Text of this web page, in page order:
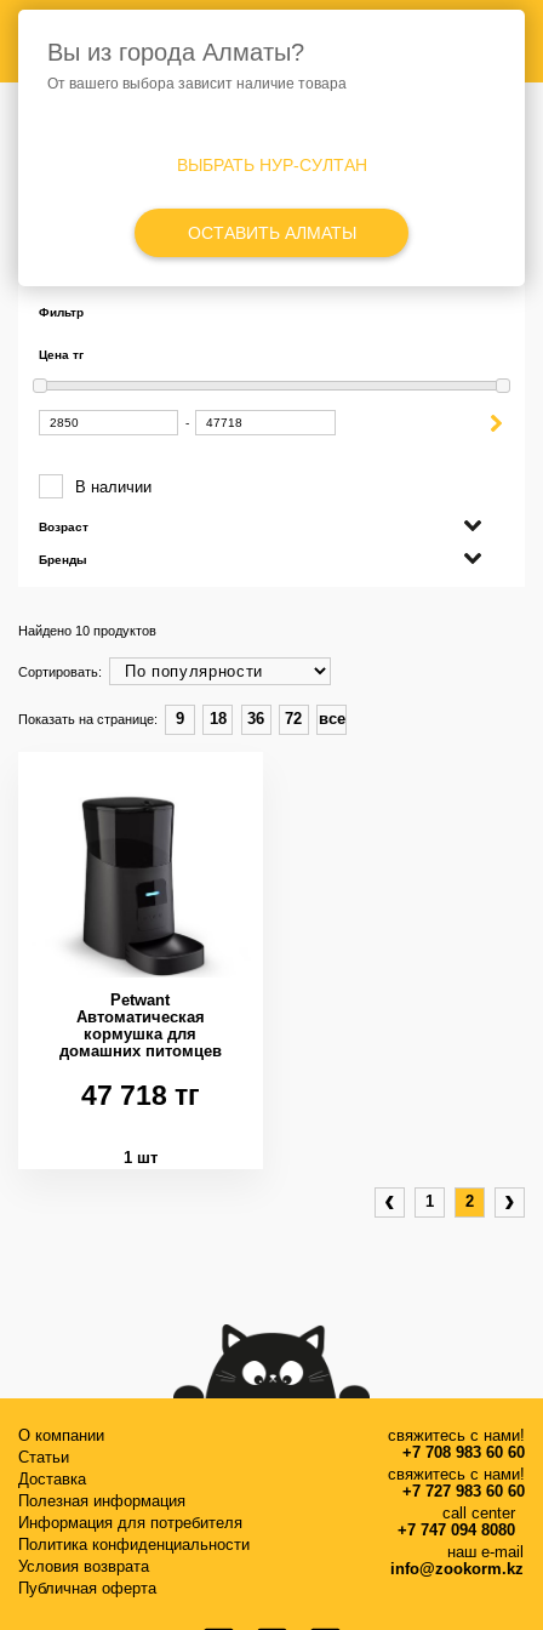
СОБАКИ
Фильтр
Цена тг
-
В наличии
Возраст
Бренды
Найдено 10 продуктов
Сортировать:
Показать на странице: 9 18 36 72 все
Petwant
Автоматическая
кормушка для
домашних питомцев
47 718 тг
1 шт
‹ 1 2 ›
О компании
Статьи
Доставка
Полезная информация
Информация для потребителя
Политика конфиденциальности
Условия возврата
Публичная оферта
свяжитесь с нами!
+7 708 983 60 60
свяжитесь с нами!
+7 727 983 60 60
call center
+7 747 094 8080
наш e-mail
info@zookorm.kz
Вы из города Алматы?
От вашего выбора зависит наличие товара
ВЫБРАТЬ НУР-СУЛТАН
ОСТАВИТЬ АЛМАТЫ